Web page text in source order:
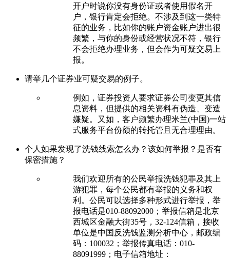
开户时说你没有身份证或者使用假名开
户，银行肯定会拒绝。不涉及到这一类特
征的业务，比如你的账户资金账户进出很
频繁，与你的身份或经营状况不符，银行
不会拒绝办理业务，但会作为可疑交易上
报。
请举几个证券业可疑交易的例子。
例如，证券投资人要求证券公司变更其信
息资料，但提供的相关资料有伪造、变造
嫌疑。又如，客户频繁办理米兰(中国)一站
式服务平台份额的转托管且无合理理由。
个人如果发现了洗钱线索怎么办？该如何举报？是否有
保密措施？
我们欢迎所有的公民举报洗钱犯罪及其上
游犯罪，每个公民都有举报的义务和权
利。公民可以选择多种形式进行举报，举
报电话是010-88092000；举报信箱是北京
西城区金融大街35号，32-124信箱，接收
单位是中国反洗钱监测分析中心，邮政编
码：100032；举报传真电话：010-
88091999；电子信箱地址：